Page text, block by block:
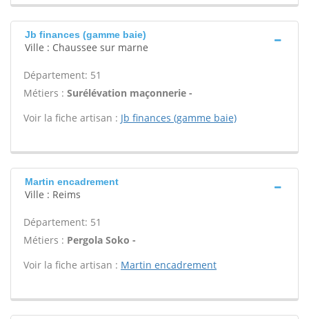
Jb finances (gamme baie)
Ville : Chaussee sur marne
Département: 51
Métiers : Surélévation maçonnerie -
Voir la fiche artisan : Jb finances (gamme baie)
Martin encadrement
Ville : Reims
Département: 51
Métiers : Pergola Soko -
Voir la fiche artisan : Martin encadrement